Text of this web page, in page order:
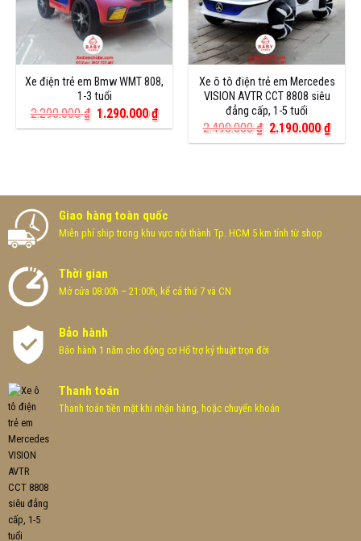
Xe điện trẻ em Bmw WMT 808,
1-3 tuổi
2.290.000₫ Giá
gốc
1.290.000₫Giá
hiện
Xe ô tô điện trẻ em Mercedes
VISION AVTR CCT 8808 siêu
đẳng cấp, 1-5 tuổi
2.490.000₫ Giá
gốc
2.190.000₫Giá
hiện
Giao hàng toàn quốc
Miễn phí ship trong khu vực nội thành Tp. HCM 5 km tính từ shop
Thời gian
Mở cửa 08:00h – 21:00h, kể cả thứ 7 và CN
Bảo hành
Bảo hành 1 năm cho động cơ Hổ trợ kỷ thuật trọn đời
Thanh toán
Thanh toán tiền mặt khi nhận hàng, hoặc chuyển khoản